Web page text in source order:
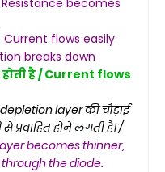
Current flows easily
breaks down
होती है / Current flows
layer की चौड़ाई
प्रवाहित होने लगती है। /
becomes thinner,
the diode.